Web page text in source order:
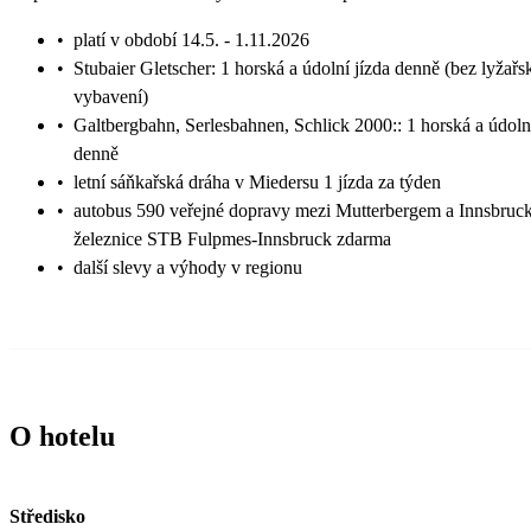
• platí v období 14.5. - 1.11.2026
• Stubaier Gletscher: 1 horská a údolní jízda denně (bez
vybavení)
• Galtbergbahn, Serlesbahnen, Schlick 2000:: 1 horská a
denně
• letní sáňkařská dráha v Miedersu 1 jízda za týden
• autobus 590 veřejné dopravy mezi Mutterbergem a
železnice STB Fulpmes-Innsbruck zdarma
• další slevy a výhody v regionu
O hotelu
Středisko